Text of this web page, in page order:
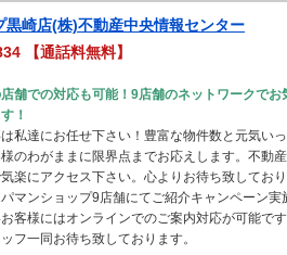
黒崎店(株)不動産中央情報センター
【通話料無料】
舗での対応も可能！9店舗のネットワークでお
！
私達にお任せ下さい！豊富な物件数と元気い
のわがままに限界点までお応えします。不動
楽にアクセス下さい。心よりお待ち致しており
マンショップ9店舗にてご紹介キャンペーン実
客様にはオンラインでのご案内対応が可能です
フ一同お待ち致しております。